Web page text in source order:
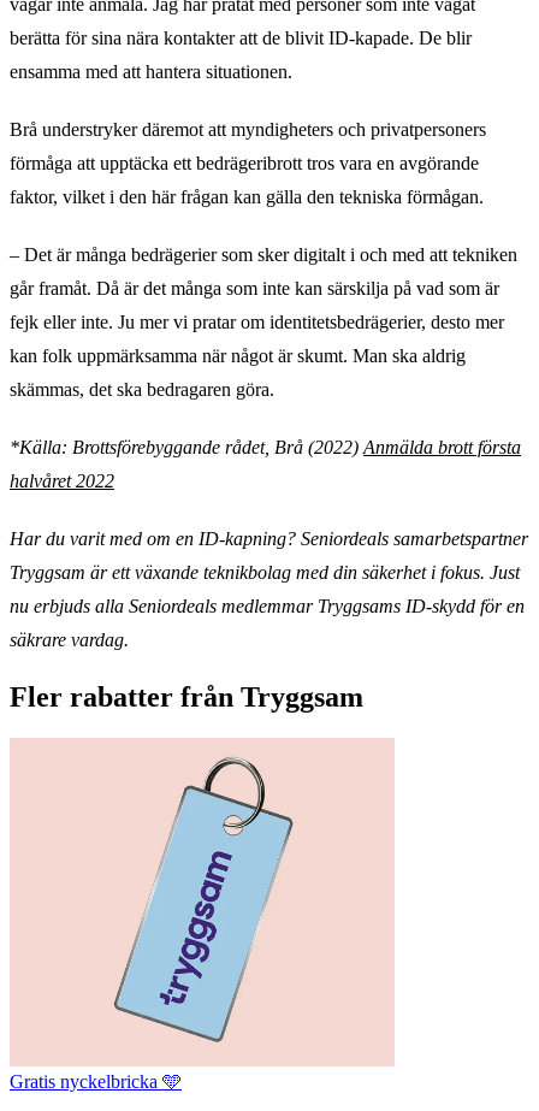
berätta för sina nära kontakter att de blivit ID-kapade. De blir
ensamma med att hantera situationen.
Brå understryker däremot att myndigheters och privatpersoners
förmåga att upptäcka ett bedrägeribrott tros vara en avgörande
faktor, vilket i den här frågan kan gälla den tekniska förmågan.
– Det är många bedrägerier som sker digitalt i och med att tekniken
går framåt. Då är det många som inte kan särskilja på vad som är
fejk eller inte. Ju mer vi pratar om identitetsbedrägerier, desto mer
kan folk uppmärksamma när något är skumt. Man ska aldrig
skämmas, det ska bedragaren göra.
*Källa: Brottsförebyggande rådet, Brå (2022) Anmälda brott första
halvåret 2022
Har du varit med om en ID-kapning? Seniordeals samarbetspartner
Tryggsam är ett växande teknikbolag med din säkerhet i fokus. Just
nu erbjuds alla Seniordeals medlemmar Tryggsams ID-skydd för en
säkrare vardag.
Fler rabatter från Tryggsam
Gratis nyckelbricka 🩵